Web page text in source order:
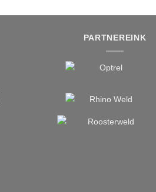
PARTNEREINK